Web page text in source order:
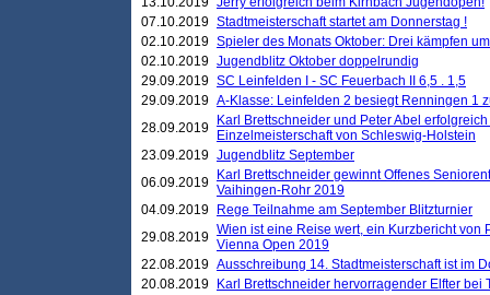
07.10.2019 Stadtmeisterschaft startet am Donnerstag !
02.10.2019 Spieler des Monats Oktober: Drei kämpfen
02.10.2019 Jugendblitz Oktober doppelrundig
29.09.2019 SC Leinfelden I - SC Feuerbach II 6,5 . 1,5
29.09.2019 A-Klasse: Leinfelden 2 besiegt Renningen 1
28.09.2019
Karl Brettschneider und Peter Abel
Einzelmeisterschaft von Schleswig-Holstein
23.09.2019 Jugendblitz September
06.09.2019
Karl Brettschneider gewinnt Offenes
Vaihingen-Rohr 2019
04.09.2019
Rege Teilnahme am September Blitzturnier
29.08.2019 Wien ist eine Reise wert, ein Kurzbericht von
Vienna Open 2019
22.08.2019 Ausschreibung 14. Stadtmeisterschaft ist im
20.08.2019
Karl Brettschneider hervorragender Elfter bei